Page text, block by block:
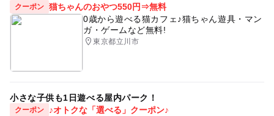
クーポン 猫ちゃんのおやつ550円⇒無料
0歳から遊べる猫カフェ♪猫ちゃん遊具・マン
ガ・ゲームなど無料!
東京都立川市
小さな子供も1日遊べる屋内パーク！
クーポン
♪オトクな「選べる」クーポン♪